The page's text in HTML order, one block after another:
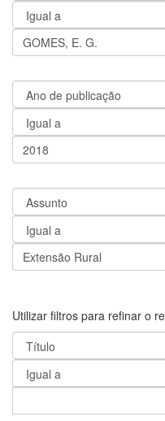
Utilizar filtros para refinar o